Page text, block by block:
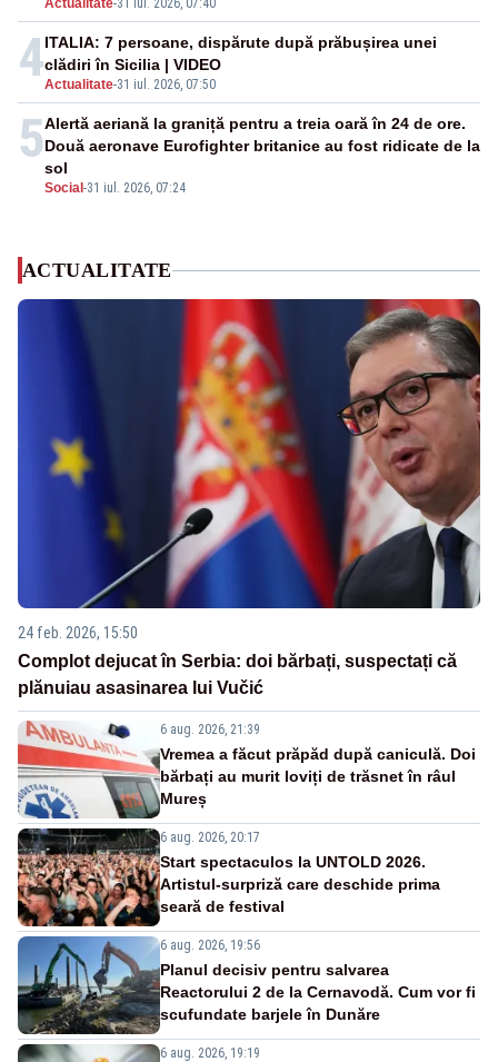
Actualitate-31 iul. 2026, 07:40
4Actualitate-31 iul. 2026, 07:50
ITALIA: 7 persoane, dispărute după prăbușirea unei
clădiri în Sicilia | VIDEO
5
Social -31 iul. 2026, 07:24
Alertă aeriană la graniță pentru a treia oară în 24 de ore.
Două aeronave Eurofighter britanice au fost ridicate de la
sol
ACTUALITATE
24 feb. 2026, 15:50
Complot dejucat în Serbia: doi bărbați, suspectați că
plănuiau asasinarea lui Vučić
6 aug. 2026, 21:39
Vremea a făcut prăpăd după caniculă. Doi
bărbați au murit loviți de trăsnet în râul
Mureș
6 aug. 2026, 20:17
Start spectaculos la UNTOLD 2026.
Artistul-surpriză care deschide prima
seară de festival
6 aug. 2026, 19:56
Planul decisiv pentru salvarea
Reactorului 2 de la Cernavodă. Cum vor fi
scufundate barjele în Dunăre
6 aug. 2026, 19:19